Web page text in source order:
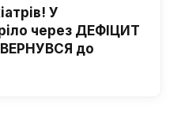
У
через ДЕФІЦИТ
до